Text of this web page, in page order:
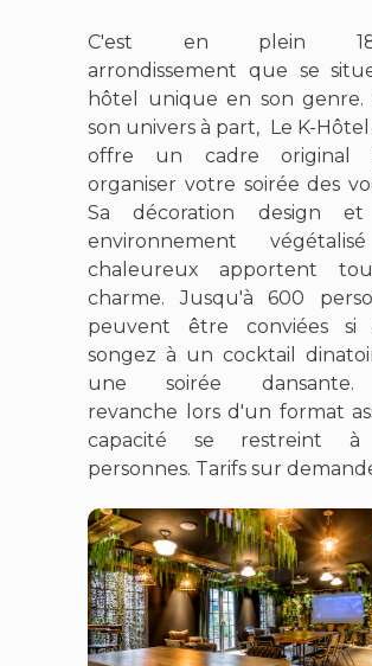
C'est en plein
arrondissement que se
hôtel unique en son genre.
son univers à part, Le K-
offre un cadre original
organiser votre soirée des
Sa décoration design
environnement
chaleureux apportent
charme. Jusqu'à 600
peuvent être conviées si
songez à un cocktail
une soirée
revanche lors d'un format
capacité se restreint à
personnes. Tarifs sur